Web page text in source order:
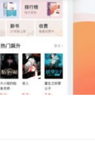
式保护眼睛。